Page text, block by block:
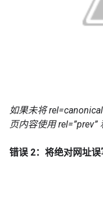
如果未将
页内容使用 rel=”prev”
错误 2：将绝对网址